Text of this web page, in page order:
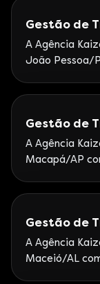
Gestão de
A Agência
João Pessoa/
semanais de
Gestão de
A Agência
Macapá/AP
nacional
Gestão de
A Agência
Maceió/AL